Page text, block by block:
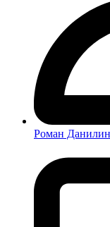
Роман Данилин